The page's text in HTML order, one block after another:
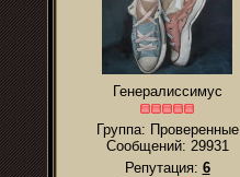
Генералиссимус
Группа: Проверенные
Сообщений: 29931
Репутация: 6